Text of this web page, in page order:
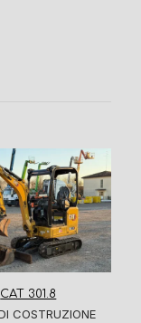
CAT 301.8
COSTRUZIONE